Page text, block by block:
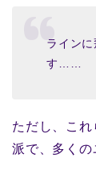
ライン
す……
ただし、こ
派で、多くの